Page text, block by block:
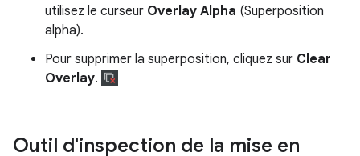
utilisez le curseur Overlay Alpha (Superposition
alpha).
Pour supprimer la superposition, cliquez sur Clear
Overlay.
Outil d'inspection de la mise en